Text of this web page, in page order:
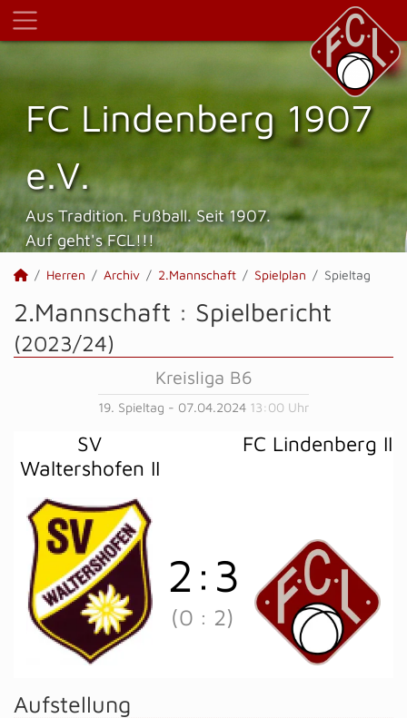
FC Lindenberg 1907
e.V.
Aus Tradition. Fußball. Seit 1907.
Auf geht's FCL!!!
Herren Archiv 2.Mannschaft Spielplan Spieltag
2.Mannschaft : Spielbericht
(2023/24)
Kreisliga B6
19. Spieltag - 07.04.2024 13:00 Uhr
SV
Waltershofen II
FC Lindenberg II
2 : 3
(0 : 2)
Aufstellung